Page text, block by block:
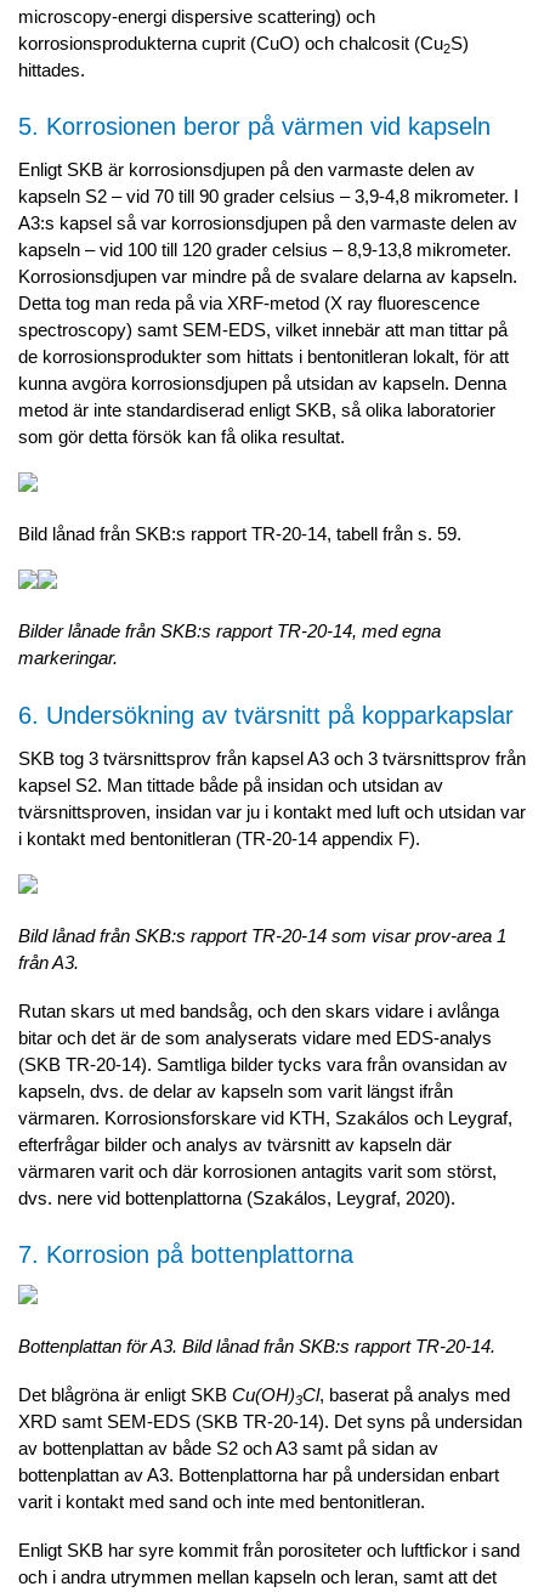
microscopy-energi dispersive scattering) och
korrosionsprodukterna cuprit (CuO) och chalcosit (Cu2S)
hittades.
5. Korrosionen beror på värmen vid kapseln
Enligt SKB är korrosionsdjupen på den varmaste delen av
kapseln S2 – vid 70 till 90 grader celsius – 3,9-4,8 mikrometer. I
A3:s kapsel så var korrosionsdjupen på den varmaste delen av
kapseln – vid 100 till 120 grader celsius – 8,9-13,8 mikrometer.
Korrosionsdjupen var mindre på de svalare delarna av kapseln.
Detta tog man reda på via XRF-metod (X ray fluorescence
spectroscopy) samt SEM-EDS, vilket innebär att man tittar på
de korrosionsprodukter som hittats i bentonitleran lokalt, för att
kunna avgöra korrosionsdjupen på utsidan av kapseln. Denna
metod är inte standardiserad enligt SKB, så olika laboratorier
som gör detta försök kan få olika resultat.
Bild lånad från SKB:s rapport TR-20-14, tabell från s. 59.
Bilder lånade från SKB:s rapport TR-20-14, med egna
markeringar.
6. Undersökning av tvärsnitt på kopparkapslar
SKB tog 3 tvärsnittsprov från kapsel A3 och 3 tvärsnittsprov från
kapsel S2. Man tittade både på insidan och utsidan av
tvärsnittsproven, insidan var ju i kontakt med luft och utsidan var
i kontakt med bentonitleran (TR-20-14 appendix F).
Bild lånad från SKB:s rapport TR-20-14 som visar prov-area 1
från A3.
Rutan skars ut med bandsåg, och den skars vidare i avlånga
bitar och det är de som analyserats vidare med EDS-analys
(SKB TR-20-14). Samtliga bilder tycks vara från ovansidan av
kapseln, dvs. de delar av kapseln som varit längst ifrån
värmaren. Korrosionsforskare vid KTH, Szakálos och Leygraf,
efterfrågar bilder och analys av tvärsnitt av kapseln där
värmaren varit och där korrosionen antagits varit som störst,
dvs. nere vid bottenplattorna (Szakálos, Leygraf, 2020).
7. Korrosion på bottenplattorna
Bottenplattan för A3. Bild lånad från SKB:s rapport TR-20-14.
Det blågröna är enligt SKB Cu(OH)3Cl, baserat på analys med
XRD samt SEM-EDS (SKB TR-20-14). Det syns på undersidan
av bottenplattan av både S2 och A3 samt på sidan av
bottenplattan av A3. Bottenplattorna har på undersidan enbart
varit i kontakt med sand och inte med bentonitleran.
Enligt SKB har syre kommit från porositeter och luftfickor i sand
och i andra utrymmen mellan kapseln och leran, samt att det